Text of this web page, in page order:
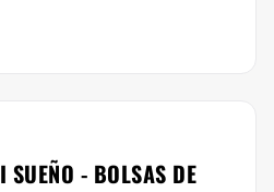
- BOLSAS DE